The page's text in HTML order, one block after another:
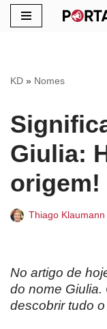
conteúdo
KD » Nomes
Giulia:
origem!
Thiago Klaumann
No artigo de
do nome Giulia.
descobrir tudo